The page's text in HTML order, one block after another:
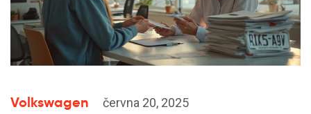
Volkswagen června 20, 2025